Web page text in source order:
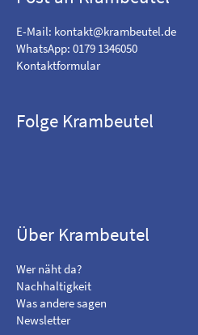
E-Mail: kontakt@krambeutel.de
WhatsApp: 0179 1346050
Kontaktformular
Folge Krambeutel
m
e
n
F
a
c
h
m
i
c
h
Über Krambeutel
Wer näht da?
Nachhaltigkeit
Was andere sagen
Newsletter